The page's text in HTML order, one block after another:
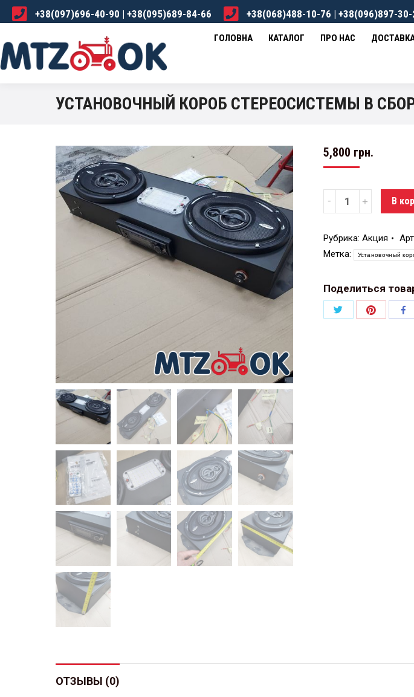
+38(097)696-40-90 | +38(095)689-84-66 +38(068)488-10-76 | +38(096)897-30-
ГОЛОВНА КАТАЛОГ ПРО НАС
УСТАНОВОЧНЫЙ КОРОБ СТЕРЕОСИСТЕМЫ В
5,800 грн.
Количество В
Рубрика: Акция
Метка:
Установочный
Поделиться
Поделиться
ОТЗЫВЫ (0)
ГОЛОВНА КАТАЛОГ ПРО НАС ДОСТАВКА ТА ОПЛАТА ВІДГУКИ